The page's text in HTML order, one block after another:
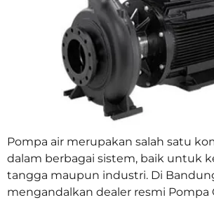
Pompa air merupakan salah satu
dalam berbagai sistem, baik untuk
tangga maupun industri. Di
mengandalkan dealer resmi Pompa